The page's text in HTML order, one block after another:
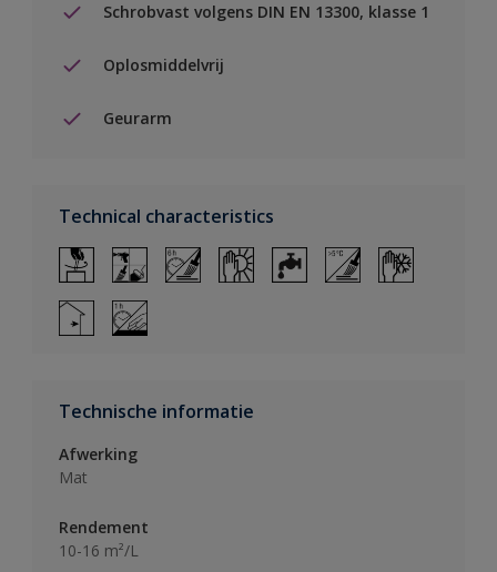
Schrobvast volgens DIN EN 13300, klasse 1
Oplosmiddelvrij
Geurarm
Technical characteristics
Technische informatie
Afwerking
Mat
Rendement
10-16 m²/L